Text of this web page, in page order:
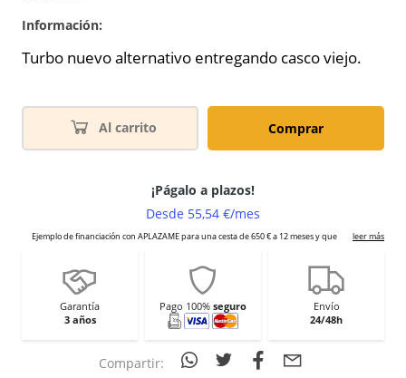
Información:
Turbo nuevo alternativo entregando casco viejo.
Al carrito Comprar
Garantía
3 años
Pago 100% seguro
Envío
24/48h
Compartir: